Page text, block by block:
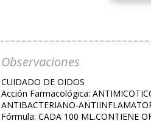
Observaciones
CUIDADO DE OIDOS
Acción Farmacológica:
ANTIBACTERIANO-
Fórmula: CADA 100 ML.CONTIENE